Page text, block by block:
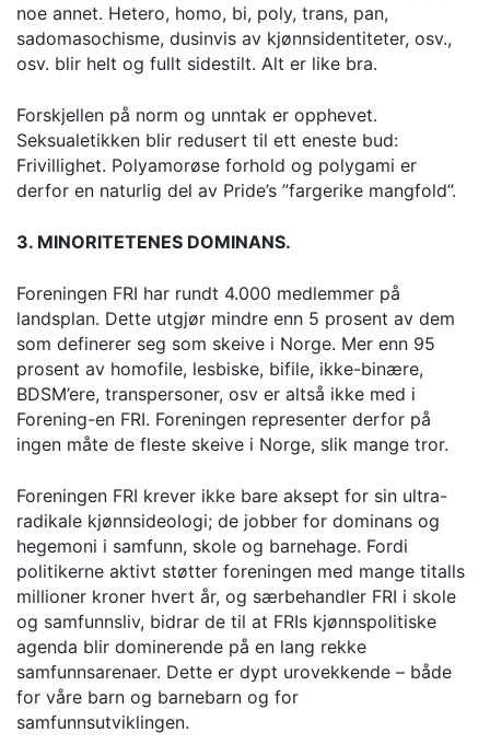
noe annet. Hetero, homo, bi, poly, trans, pan,
sadomasochisme, dusinvis av kjønnsidentiteter, osv.,
osv. blir helt og fullt sidestilt. Alt er like bra.
Forskjellen på norm og unntak er opphevet.
Seksualetikken blir redusert til ett eneste bud:
Frivillighet. Polyamorøse forhold og polygami er
derfor en naturlig del av Pride’s ”fargerike mangfold”.
3. MINORITETENES DOMINANS.
Foreningen FRI har rundt 4.000 medlemmer på
landsplan. Dette utgjør mindre enn 5 prosent av dem
som definerer seg som skeive i Norge. Mer enn 95
prosent av homofile, lesbiske, bifile, ikke-binære,
BDSM’ere, transpersoner, osv er altså ikke med i
Forening-en FRI. Foreningen representer derfor på
ingen måte de fleste skeive i Norge, slik mange tror.
Foreningen FRI krever ikke bare aksept for sin ultra-
radikale kjønnsideologi; de jobber for dominans og
hegemoni i samfunn, skole og barnehage. Fordi
politikerne aktivt støtter foreningen med mange titalls
millioner kroner hvert år, og særbehandler FRI i skole
og samfunnsliv, bidrar de til at FRIs kjønnspolitiske
agenda blir dominerende på en lang rekke
samfunnsarenaer. Dette er dypt urovekkende – både
for våre barn og barnebarn og for
samfunnsutviklingen.